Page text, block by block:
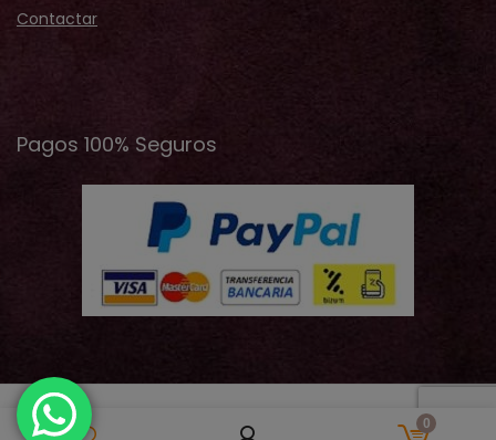
0
Contactar
Pagos 100% Seguros
2019 © 2026 Cristina Records® - Todos los derechos
reservados | Design by JVelazquez